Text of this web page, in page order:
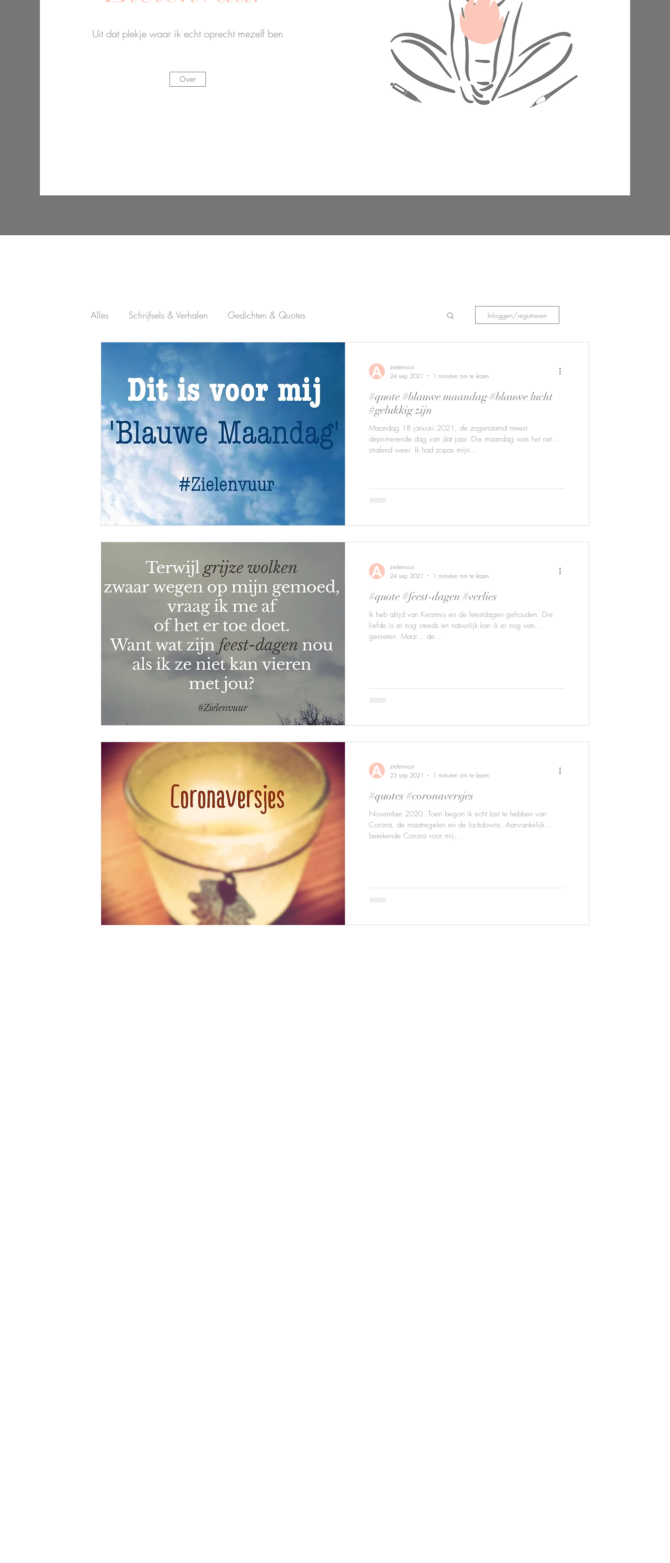
Uit dat plekje waar ik echt oprecht mezelf ben
Over
Alles Schrijfsels & Verhalen Gedichten & Quotes
Schilderijen & Andere creaties
Inloggen/registreren
zielenvuur
24 sep 2021
1 minuten om te lezen
#quote #blauwe maandag #blauwe lucht
#gelukkig zijn
Maandag 18 januari 2021, de zogenaamd meest
deprimerende dag van dat jaar. Die maandag was het net
stralend weer. Ik had zopas mijn...
zielenvuur
24 sep 2021
1 minuten om te lezen
#quote #feest-dagen #verlies
Ik heb altijd van Kerstmis en de feestdagen gehouden. Die
liefde is er nog steeds en natuurlijk kan ik er nog van
genieten. Maar... de...
zielenvuur
23 sep 2021
1 minuten om te lezen
#quotes #coronaversjes
November 2020. Toen begon ik echt last te hebben van
Corona, de maatregelen en de lockdowns. Aanvankelijk
betekende Corona voor mij...